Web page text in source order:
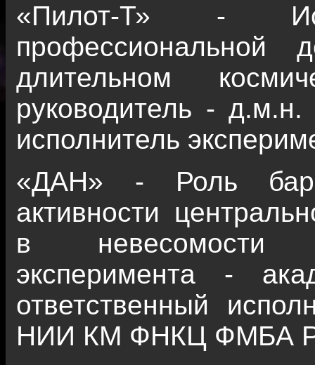
«Пилот-Т» -
профессиональной
длительном
руководитель -
исполнитель
«ДАН» - Роль
активности
в невесомости
эксперимента -
ответственный
НИИ КМ ФНКЦ ФМБА